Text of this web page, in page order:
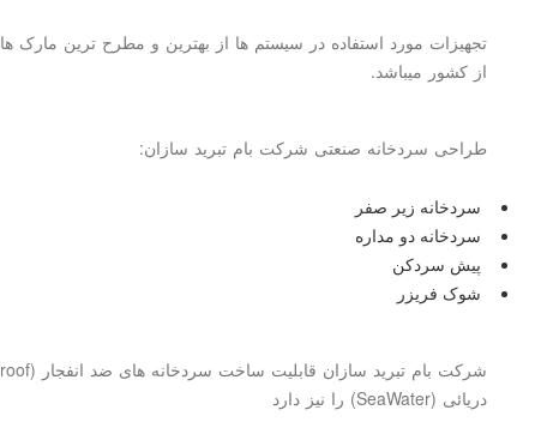
تجهیزات مورد استفاده در سیستم ها از بهترین و مطرح ترین مارک
از کشور میباشد.
طراحی سردخانه صنعتی شرکت بام تبرید سازان:
سردخانه زیر صفر
سردخانه دو مداره
پیش سردکن
شوک فریزر
شرکت بام تبرید سازان قابلیت ساخت سردخانه های ضد انفجار
دریائی (SeaWater) را نیز دارد